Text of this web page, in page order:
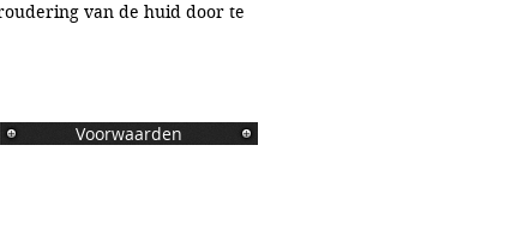
van de huid door te
Voorwaarden